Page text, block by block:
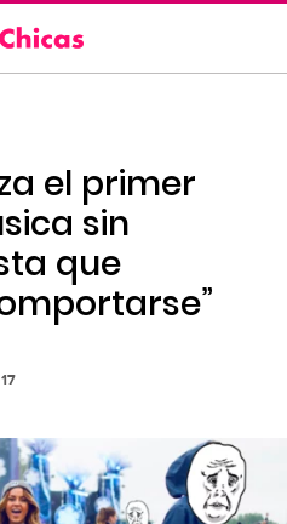
el primer
sin
que